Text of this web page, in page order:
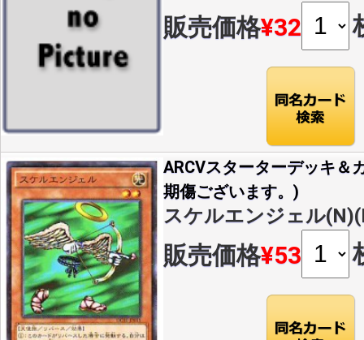
販売価格¥32
ARCVスターターデッキ＆
期傷ございます。)
スケルエンジェル
販売価格¥53